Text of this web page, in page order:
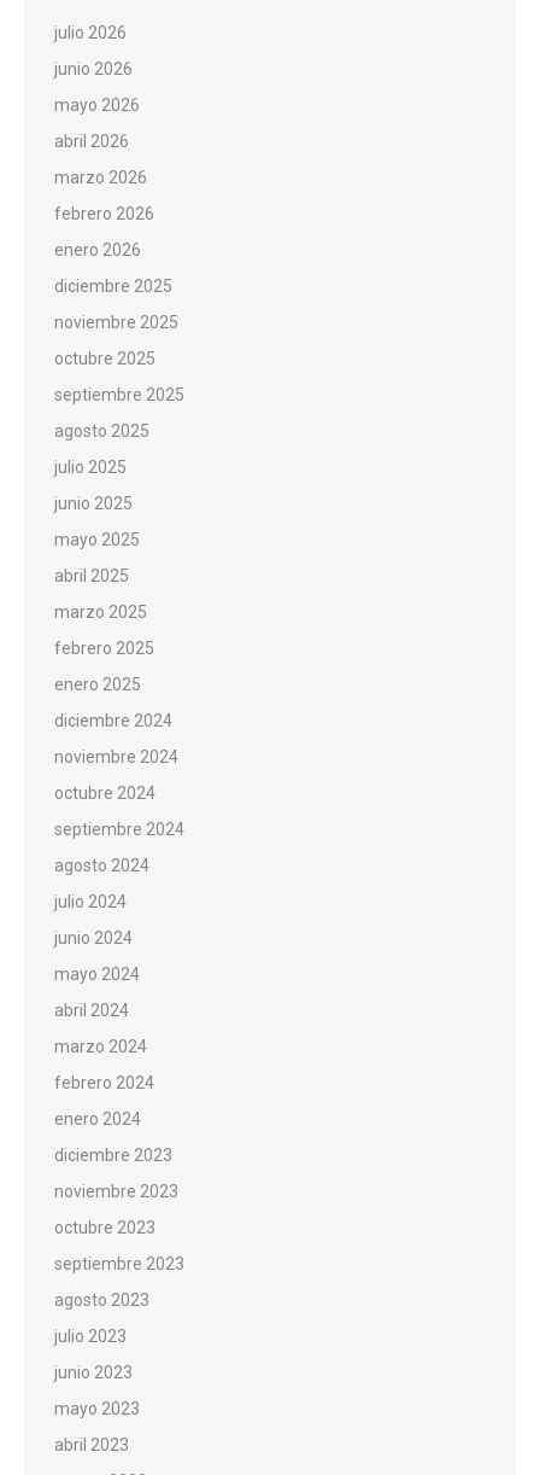
julio 2026
junio 2026
mayo 2026
abril 2026
marzo 2026
febrero 2026
enero 2026
diciembre 2025
noviembre 2025
octubre 2025
septiembre 2025
agosto 2025
julio 2025
junio 2025
mayo 2025
abril 2025
marzo 2025
febrero 2025
enero 2025
diciembre 2024
noviembre 2024
octubre 2024
septiembre 2024
agosto 2024
julio 2024
junio 2024
mayo 2024
abril 2024
marzo 2024
febrero 2024
enero 2024
diciembre 2023
noviembre 2023
octubre 2023
septiembre 2023
agosto 2023
julio 2023
junio 2023
mayo 2023
abril 2023